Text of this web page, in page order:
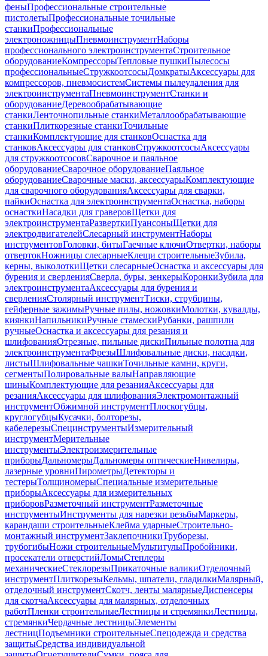
феныПрофессиональные строительные
пистолетыПрофессиональные точильные
станкиПрофессиональные
электроножницыПневмоинструментНаборы
профессионального электроинструментаСтроительное
оборудованиеКомпрессорыТепловые пушкиПылесосы
профессиональныеСтружкоотсосыДомкратыАксессуары для
компрессоров, пневмосистемСистемы пылеудаления для
электроинструментаПневмоинструментСтанки и
оборудованиеДеревообрабатывающие
станкиЛенточнопильные станкиМеталлообрабатывающие
станкиПлиткорезные станкиТочильные
станкиКомплектующие для станковОснастка для
станковАксессуары для станковСтружкоотсосыАксессуары
для стружкоотсосовСварочное и паяльное
оборудованиеСварочное оборудованиеПаяльное
оборудованиеСварочные маски, аксессуарыКомплектующие
для сварочного оборудованияАксессуары для сварки,
пайкиОснастка для электроинструментаОснастка, наборы
оснасткиНасадки для граверовЩетки для
электроинструментаРазверткиПуансоныЩетки для
электродвигателейСлесарный инструментНаборы
инструментовГоловки, битыГаечные ключиОтвертки, наборы
отвертокНожницы слесарныеКлещи строительныеЗубила,
керны, выколоткиЩетки слесарныеОснастка и аксессуары для
бурения и сверленияСверла, буры, зенкерыКоронкиЗубила для
электроинструментаАксессуары для бурения и
сверленияСтолярный инструментТиски, струбцины,
гейферные зажимыРучные пилы, ножовкиМолотки, кувалды,
киянкиНапильникиРучные стамескиРубанки, рашпили
ручныеОснастка и аксессуары для резания и
шлифованияОтрезные, пильные дискиПильные полотна для
электроинструментаФрезыШлифовальные диски, насадки,
листыШлифовальные чашкиТочильные камни, круги,
сегментыПолировальные валыНаправляющие
шиныКомплектующие для резанияАксессуары для
резанияАксессуары для шлифованияЭлектромонтажный
инструментОбжимной инструментПлоскогубцы,
круглогубцыКусачки, болторезы,
кабелерезыСпецинструментыИзмерительный
инструментМерительные
инструментыЭлектроизмерительные
приборыДальномерыДальномеры оптическиеНивелиры,
лазерные уровниПирометрыДетекторы и
тестерыТолщиномерыСпециальные измерительные
приборыАксессуары для измерительных
приборовРазметочный инструментРазметочные
инструментыИнструменты для нарезки резьбыМаркеры,
карандаши строительныеКлейма ударныеСтроительно-
монтажный инструментЗаклепочникиТруборезы,
трубогибыНожи строительныеМультитулыПробойники,
просекатели отверстийЛомыСтеплеры
механическиеСтеклорезыПрикаточные валикиОтделочный
инструментПлиткорезыКельмы, шпатели, гладилкиМалярный,
отделочный инструментСкотч, ленты малярныеДиспенсеры
для скотчаАксессуары для малярных, отделочных
работПленки строительныеЛестницы и стремянкиЛестницы,
стремянкиЧердачные лестницыЭлементы
лестницПодъемники строительныеСпецодежда и средства
защитыСредства индивидуальной